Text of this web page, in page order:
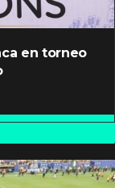
en torneo